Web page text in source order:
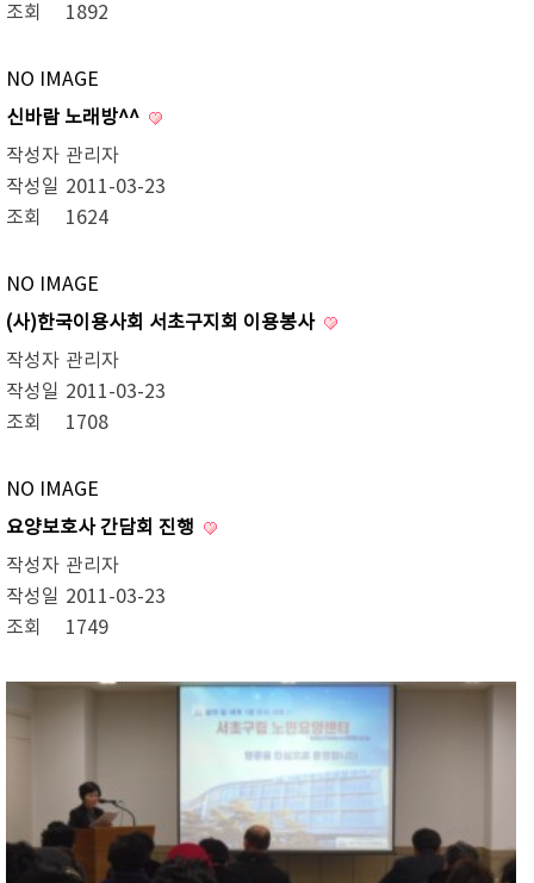
조회 1892
NO IMAGE
신바람 노래방^^
작성자 관리자
작성일 2011-03-23
조회
1624
NO IMAGE
(사)한국이용사회 서초구지회 이용봉사
작성자 관리자
작성일 2011-03-23
조회
1708
NO IMAGE
요양보호사 간담회 진행
작성자 관리자
작성일 2011-03-23
조회
1749